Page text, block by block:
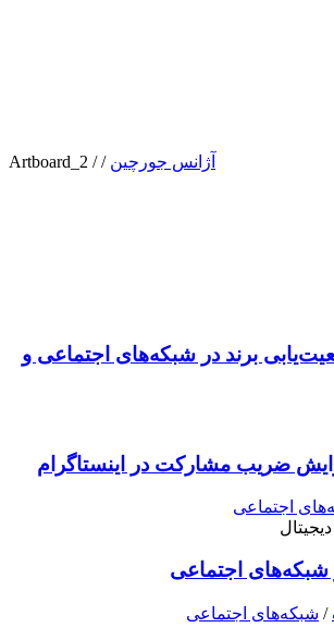
آژانس جورچین /
/
Artboard_2
برند در شبکه‌های اجتماعی و
اجتماعی
/ شبکه‌های اجتماعی